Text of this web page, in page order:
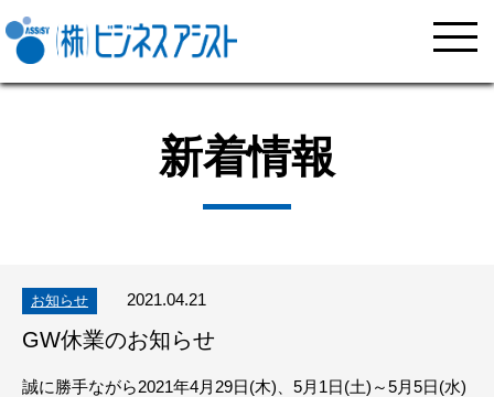
新着情報
お知らせ 2021.04.21
GW休業のお知らせ
誠に勝手ながら2021年4月29日(木)、5月1日(土)～5月5日(水)